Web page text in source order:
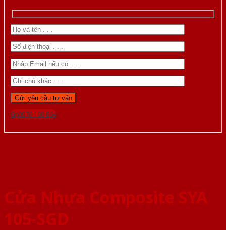
Gọi 0976.169.864
Cửa Nhựa Composite SYA
105-SGD